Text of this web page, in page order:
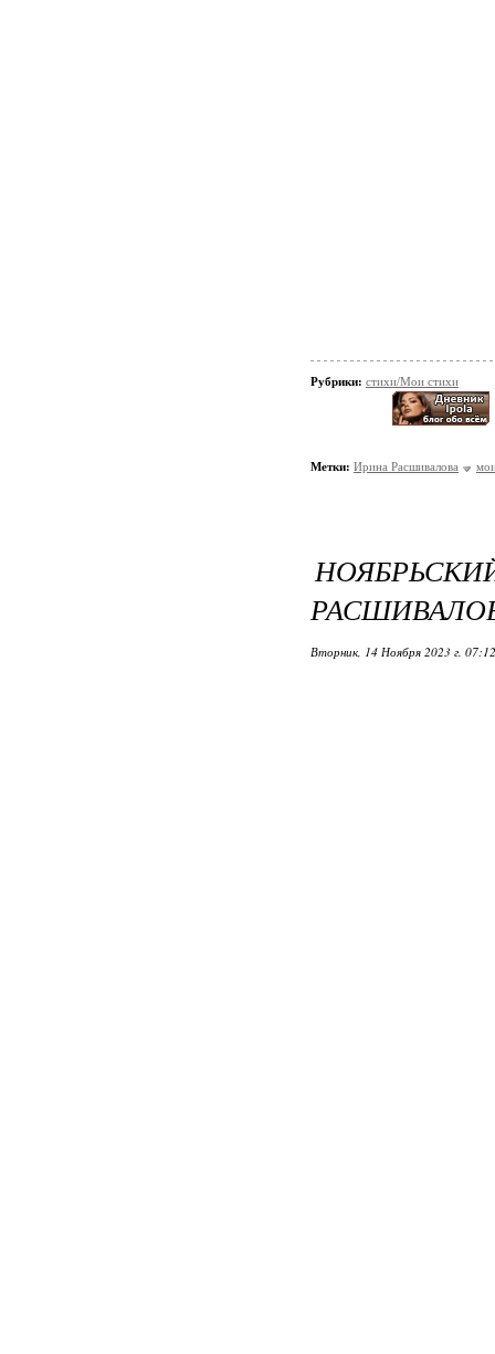
Рубрики: стихи/Мои стихи
Метки: Ирина Расшивалова
Вторник, 14 Ноября 2023 г.